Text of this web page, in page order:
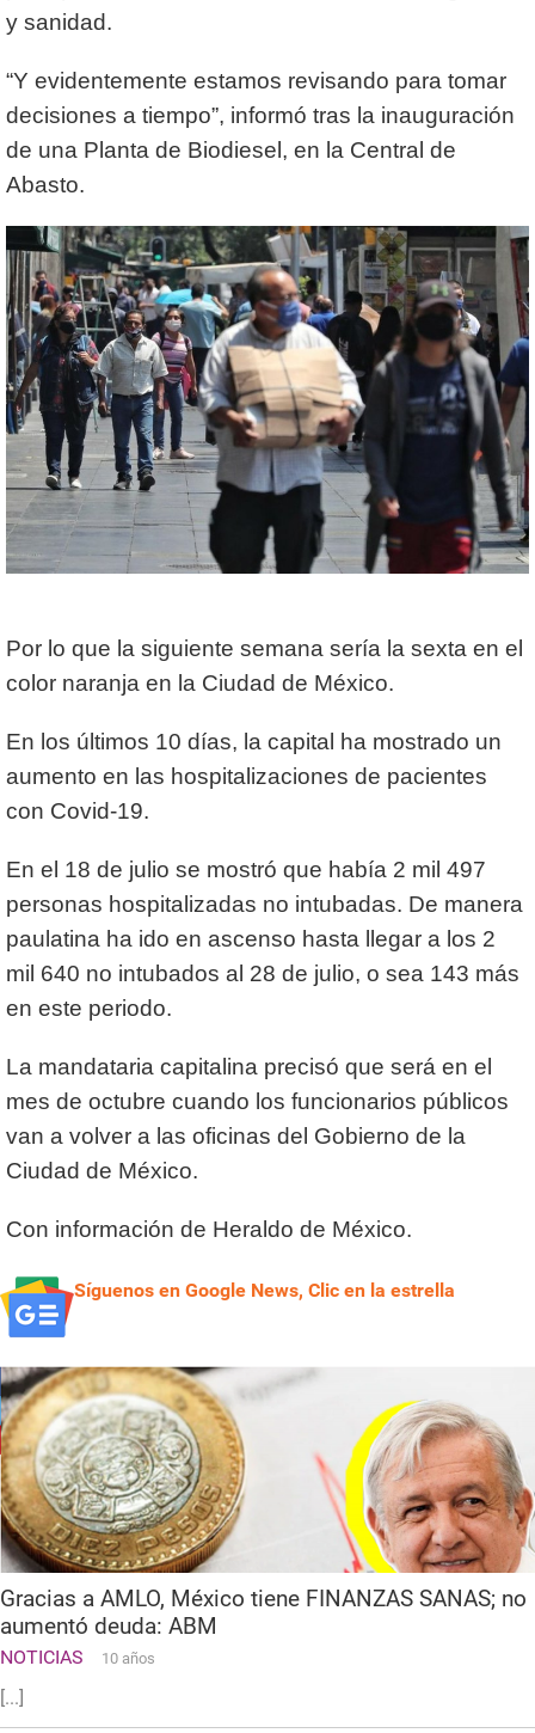
y sanidad.
“Y evidentemente estamos revisando para tomar
decisiones a tiempo”, informó tras la inauguración
de una Planta de Biodiesel, en la Central de
Abasto.
Por lo que la siguiente semana sería la sexta en el
color naranja en la Ciudad de México.
En los últimos 10 días, la capital ha mostrado un
aumento en las hospitalizaciones de pacientes
con Covid-19.
En el 18 de julio se mostró que había 2 mil 497
personas hospitalizadas no intubadas. De manera
paulatina ha ido en ascenso hasta llegar a los 2
mil 640 no intubados al 28 de julio, o sea 143 más
en este periodo.
La mandataria capitalina precisó que será en el
mes de octubre cuando los funcionarios públicos
van a volver a las oficinas del Gobierno de la
Ciudad de México.
Con información de Heraldo de México.
Síguenos en Google News, Clic en la estrella
Gracias a AMLO, México tiene FINANZAS SANAS; no
aumentó deuda: ABM
NOTICIAS 10 años
[...]